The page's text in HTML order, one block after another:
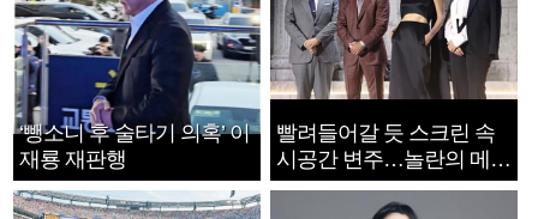
‘뺑소니 후 술타기 의혹’ 이
재룡 재판행
빨려들어갈 듯 스크린 속
시공간 변주…놀란의 메시
지는 ‘전쟁 속죄’